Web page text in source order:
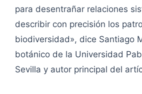
para desentrañar relaciones
describir con precisión los
biodiversidad», dice Santiago
botánico de la Universidad
Sevilla y autor principal del